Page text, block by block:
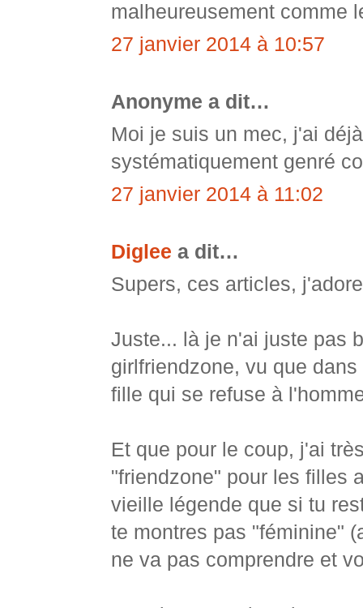
malheureusement comme
27 janvier 2014 à 10:57
Anonyme a dit…
Moi je suis un mec, j'ai
systématiquement genré
27 janvier 2014 à 11:02
Diglee a dit…
Supers, ces articles,
Juste... là je n'ai juste pas
girlfriendzone, vu que
fille qui se refuse à
Et que pour le coup, j'ai
"friendzone" pour les filles
vieille légende que si tu
te montres pas "féminine"
ne va pas comprendre et